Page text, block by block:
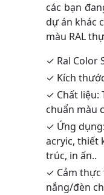
các bạn
dự án khác
màu RAL
✓ Ral Color
✓ Kích
✓ Chất liệu:
chuẩn màu
✓ Ứng
acryic, thiết
trúc, in ấn..
✓ Cảm thực
nắng/đèn